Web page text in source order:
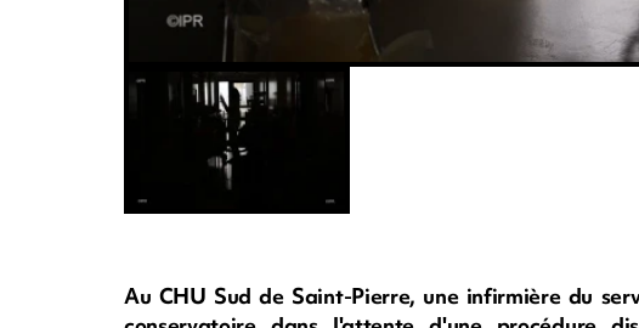
Au CHU Sud de Saint-Pierre, une infirmière du